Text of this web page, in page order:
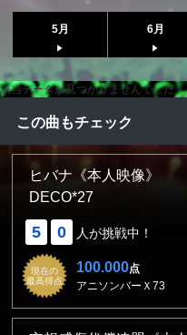
5月 6月
該当データが見つかりませんでした。
この曲もチェック
ヒバナ《本人映像》
DECO*27
5 0 人が挑戦中！
現在の
最高得点
100.000点
アニソンバーＸ73